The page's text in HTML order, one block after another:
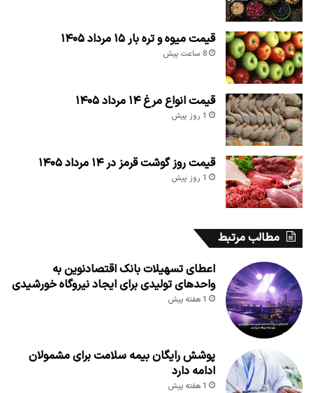
قیمت میوه و تره بار ۱۵ مرداد ۱۴۰۵
8 ساعت پیش
قیمت انواع مرغ ۱۴ مرداد ۱۴۰۵
1 روز پیش
قیمت روز گوشت قرمز در ۱۴ مرداد ۱۴۰۵
1 روز پیش
مطالب مرتبط
اعطای تسهیلات بانک اقتصادنوین به
واحدهای تولیدی برای ایجاد نیروگاه خورشیدی
1 هفته پیش
پوشش رایگان بیمه سلامت برای مشمولان
ادامه دارد
1 هفته پیش